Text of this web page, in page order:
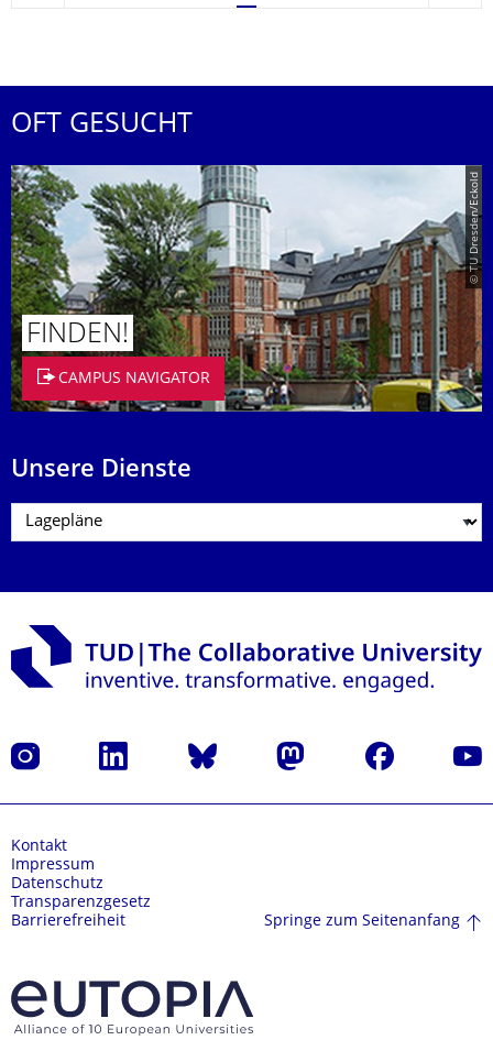
OFT GESUCHT
© TU Dresden/Eckold
FINDEN!
CAMPUS NAVIGATOR
Unsere Dienste
Instagram LinkedIn Bluesky Mastodon Facebook
Kontakt
Impressum
Datenschutz
Transparenzgesetz
Barrierefreiheit
Springe zum Seitenanfang